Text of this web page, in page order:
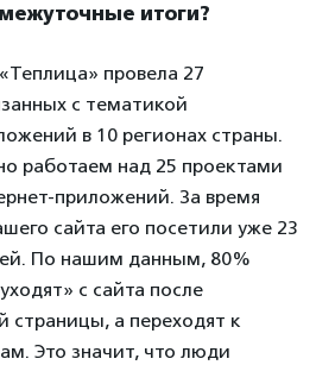
итоги?
провела 27
с тематикой
в 10 регионах страны.
работаем над 25 проектами
приложений. За время
сайта его посетили уже 23
По нашим данным, 80%
с сайта после
страницы, а переходят к
Это значит, что люди